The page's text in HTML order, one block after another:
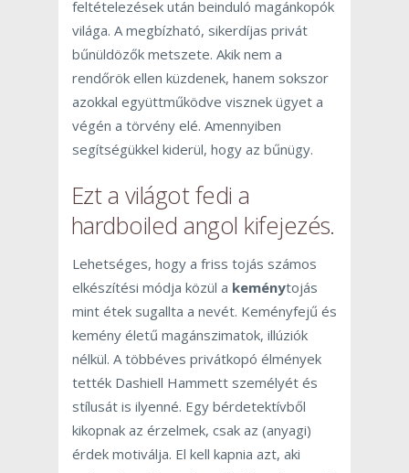
feltételezések után beinduló magánkopók
világa. A megbízható, sikerdíjas privát
bűnüldözők metszete. Akik nem a
rendőrök ellen küzdenek, hanem sokszor
azokkal együttműködve visznek ügyet a
végén a törvény elé. Amennyiben
segítségükkel kiderül, hogy az bűnügy.
Ezt a világot fedi a
hardboiled angol kifejezés.
Lehetséges, hogy a friss tojás számos
elkészítési módja közül a keménytojás
mint étek sugallta a nevét. Keményfejű és
kemény életű magánszimatok, illúziók
nélkül. A többéves privátkopó élmények
tették Dashiell Hammett személyét és
stílusát is ilyenné. Egy bérdetektívből
kikopnak az érzelmek, csak az (anyagi)
érdek motiválja. El kell kapnia azt, aki